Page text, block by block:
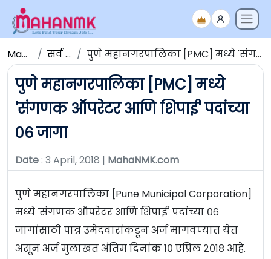
Maha NMK सर्व जाहिराती पुणे महानगरपालिका [PMC] मध्ये 'संगणक ऑपरेटर आणि शिपाई' पदांच्या ०६ जागा
पुणे महानगरपालिका [PMC] मध्ये
'संगणक ऑपरेटर आणि शिपाई' पदांच्या
०६ जागा
Date: 3 April, 2018 | MahaNMK.com
पुणे महानगरपालिका [Pune Municipal Corporation]
मध्ये 'संगणक ऑपरेटर आणि शिपाई' पदांच्या ०६
जागांसाठी पात्र उमेदवारांकडून अर्ज मागवण्यात येत
असून अर्ज मुलाखत अंतिम दिनांक १० एप्रिल २०१८ आहे.